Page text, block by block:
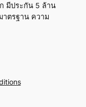
มีประกัน 5 ล้าน
าตรฐาน ความ